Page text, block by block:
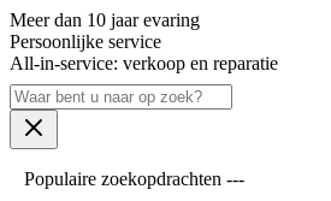
Meer dan 10 jaar evaring
Persoonlijke service
All-in-service: verkoop en reparatie
Populaire zoekopdrachten ---